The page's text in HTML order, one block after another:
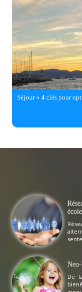
Séjour « 4 clés pour
De